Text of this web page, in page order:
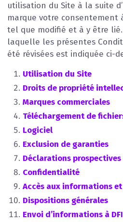
utilisation du Site à la suite
marque votre consentement
tel que modifié et à y être
laquelle les présentes
été révisées est indiquée ci-
Utilisation du Site
Droits de propriété
Marques commerciales
Téléchargement de
Logiciel
Exclusion de garanties
Déclarations prospectives
Confidentialité
Accès aux informations
Dispositions générales
Envoi d’informations à